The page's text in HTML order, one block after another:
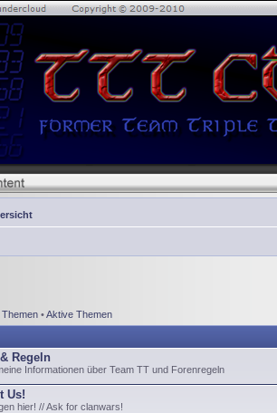
•Aktive Themen
Regeln
Informationen über Team TT und Forenregeln
Us!
hier! // Ask for clanwars!